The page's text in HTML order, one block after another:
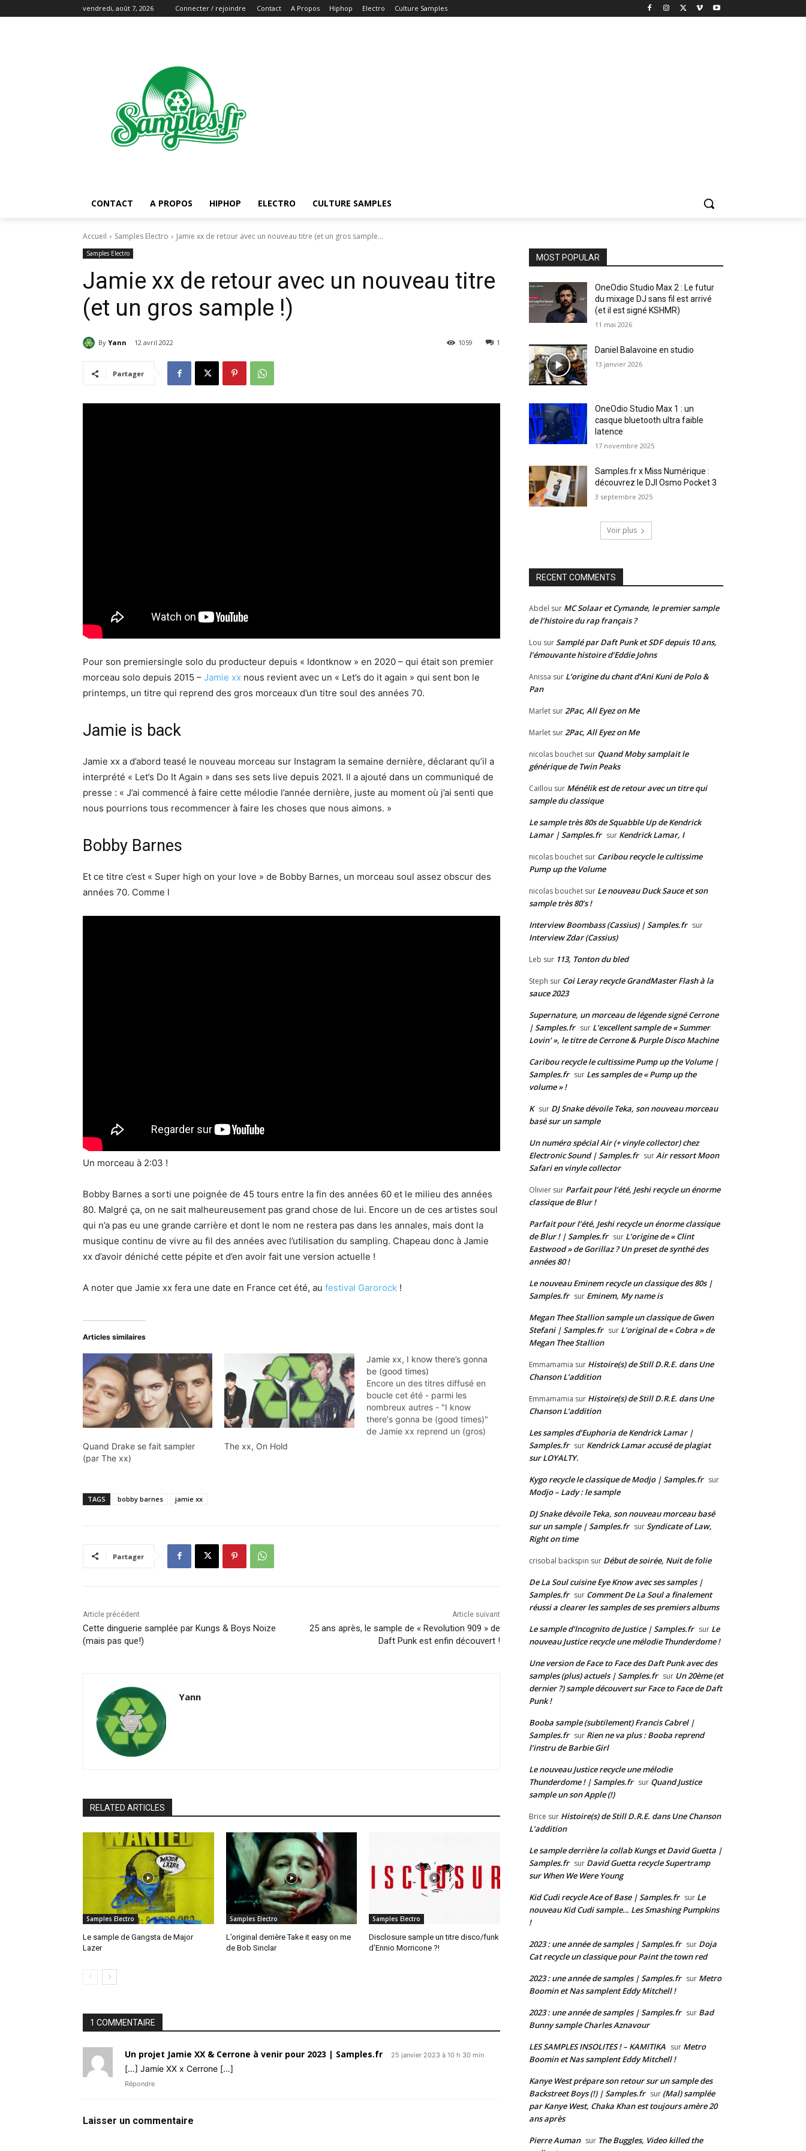
vendredi, août 7, 2026 Connecter / rejoindre Contact A Propos Hiphop Electro Culture Samples
CONTACT A PROPOS HIPHOP ELECTRO CULTURE SAMPLES
Accueil Samples Electro Jamie xx de retour avec un nouveau titre (et un gros sample...
Samples Electro
Jamie xx de retour avec un nouveau titre
(et un gros sample !)
By Yann 12 avril 2022 1
1059
Partager
Pour son premiersingle solo du producteur depuis « Idontknow » en 2020 – qui était son premier
morceau solo depuis 2015 – Jamie xx nous revient avec un « Let’s do it again » qui sent bon le
printemps, un titre qui reprend des gros morceaux d’un titre soul des années 70.
Jamie is back
Jamie xx a d’abord teasé le nouveau morceau sur Instagram la semaine dernière, déclarant qu’il a
interprété « Let’s Do It Again » dans ses sets live depuis 2021. Il a ajouté dans un communiqué de
presse : « J’ai commencé à faire cette mélodie l’année dernière, juste au moment où j’ai senti que
nous pourrions tous recommencer à faire les choses que nous aimons. »
Bobby Barnes
Et ce titre c’est « Super high on your love » de Bobby Barnes, un morceau soul assez obscur des
années 70. Comme l
Un morceau à 2:03 !
Bobby Barnes a sorti une poignée de 45 tours entre la fin des années 60 et le milieu des années
80. Malgré ça, on ne sait malheureusement pas grand chose de lui. Encore un de ces artistes soul
qui n’a pas eu une grande carrière et dont le nom ne restera pas dans les annales, mais dont la
musique continu de vivre au fil des années avec l’utilisation du sampling. Chapeau donc à Jamie
xx d’avoir déniché cette pépite et d’en avoir fait une version actuelle !
A noter que Jamie xx fera une date en France cet été, au festival Garorock !
Articles similaires
Quand Drake se fait sampler
(par The xx)
The xx, On Hold
Jamie xx, I know there’s gonna
be (good times)
Encore un des titres diffusé en
boucle cet été - parmi les
nombreux autres - "I know
there's gonna be (good times)"
de Jamie xx reprend un (gros)
TAGS bobby barnes jamie xx
Partager
Article précédent
Cette dinguerie samplée par Kungs & Boys Noize
(mais pas que!)
Article suivant
25 ans après, le sample de « Revolution 909 » de
Daft Punk est enfin découvert !
Yann
RELATED ARTICLES
Samples Electro
Le sample de Gangsta de Major
Lazer
Samples Electro
L’original derrière Take it easy on me
de Bob Sinclar
Samples Electro
Disclosure sample un titre disco/funk
d’Ennio Morricone ?!
1 COMMENTAIRE
Un projet Jamie XX & Cerrone à venir pour 2023 | Samples.fr 25 janvier 2023 à 10 h 30 min
[…] Jamie XX x Cerrone […]
Répondre
Laisser un commentaire
MOST POPULAR
OneOdio Studio Max 2 : Le futur
du mixage DJ sans fil est arrivé
(et il est signé KSHMR)
11 mai 2026
Daniel Balavoine en studio
13 janvier 2026
OneOdio Studio Max 1 : un
casque bluetooth ultra faible
latence
17 novembre 2025
Samples.fr x Miss Numérique :
découvrez le DJI Osmo Pocket 3
3 septembre 2025
Voir plus
RECENT COMMENTS
Abdel sur MC Solaar et Cymande, le premier sample
de l’histoire du rap français ?
Lou surSamplé par Daft Punk et SDF depuis 10 ans,
l’émouvante histoire d’Eddie Johns
Anissa sur L’origine du chant d’Ani Kuni de Polo &
Pan
Marlet sur2Pac, All Eyez on Me
Marlet sur2Pac, All Eyez on Me
nicolas bouchet sur Quand Moby samplait le
générique de Twin Peaks
Caillou sur Ménélik est de retour avec un titre qui
sample du classique
Le sample très 80s de Squabble Up de Kendrick
Lamar | Samples.fr sur Kendrick Lamar, I
nicolas bouchet sur Caribou recycle le cultissime
Pump up the Volume
nicolas bouchet sur Le nouveau Duck Sauce et son
sample très 80’s !
Interview Boombass (Cassius) | Samples.fr sur
Interview Zdar (Cassius)
Leb sur 113, Tonton du bled
Steph sur Coi Leray recycle GrandMaster Flash à la
sauce 2023
Supernature, un morceau de légende signé Cerrone
| Samples.fr sur L’excellent sample de « Summer
Lovin' », le titre de Cerrone & Purple Disco Machine
Caribou recycle le cultissime Pump up the Volume |
Samples.fr sur Les samples de « Pump up the
volume » !
K sur DJ Snake dévoile Teka, son nouveau morceau
basé sur un sample
Un numéro spécial Air (+ vinyle collector) chez
Electronic Sound | Samples.fr surAir ressort Moon
Safari en vinyle collector
Olivier sur Parfait pour l’été, Jeshi recycle un énorme
classique de Blur !
Parfait pour l’été, Jeshi recycle un énorme classique
de Blur ! | Samples.fr sur L’origine de « Clint
Eastwood » de Gorillaz ? Un preset de synthé des
années 80 !
Le nouveau Eminem recycle un classique des 80s |
Samples.fr sur Eminem, My name is
Megan Thee Stallion sample un classique de Gwen
Stefani | Samples.fr sur L’original de « Cobra » de
Megan Thee Stallion
Emmamamia sur Histoire(s) de Still D.R.E. dans Une
Chanson L’addition
Emmamamia sur Histoire(s) de Still D.R.E. dans Une
Chanson L’addition
Les samples d’Euphoria de Kendrick Lamar |
Samples.fr sur Kendrick Lamar accusé de plagiat
sur LOYALTY.
Kygo recycle le classique de Modjo | Samples.fr sur
Modjo – Lady : le sample
DJ Snake dévoile Teka, son nouveau morceau basé
sur un sample | Samples.fr surSyndicate of Law,
Right on time
crisobal backspin sur Début de soirée, Nuit de folie
De La Soul cuisine Eye Know avec ses samples |
Samples.fr sur Comment De La Soul a finalement
réussi a clearer les samples de ses premiers albums
Le sample d’Incognito de Justice | Samples.fr sur Le
nouveau Justice recycle une mélodie Thunderdome !
Une version de Face to Face des Daft Punk avec des
samples (plus) actuels | Samples.fr sur Un 20ème (et
dernier ?) sample découvert sur Face to Face de Daft
Punk !
Booba sample (subtilement) Francis Cabrel |
Samples.fr sur Rien ne va plus : Booba reprend
l’instru de Barbie Girl
Le nouveau Justice recycle une mélodie
Thunderdome ! | Samples.fr sur Quand Justice
sample un son Apple (!)
Brice sur Histoire(s) de Still D.R.E. dans Une Chanson
L’addition
Le sample derrière la collab Kungs et David Guetta |
Samples.fr sur David Guetta recycle Supertramp
sur When We Were Young
Kid Cudi recycle Ace of Base | Samples.fr sur Le
nouveau Kid Cudi sample… Les Smashing Pumpkins
!
2023 : une année de samples | Samples.fr sur Doja
Cat recycle un classique pour Paint the town red
2023 : une année de samples | Samples.fr sur Metro
Boomin et Nas samplent Eddy Mitchell !
2023 : une année de samples | Samples.fr sur Bad
Bunny sample Charles Aznavour
LES SAMPLES INSOLITES ! – KAMITIKA sur Metro
Boomin et Nas samplent Eddy Mitchell !
Kanye West prépare son retour sur un sample des
Backstreet Boys (!) | Samples.fr sur (Mal) samplée
par Kanye West, Chaka Khan est toujours amère 20
ans après
Pierre Auman sur The Buggles, Video killed the